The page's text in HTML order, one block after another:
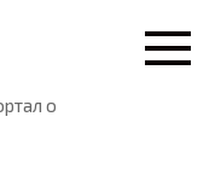
о